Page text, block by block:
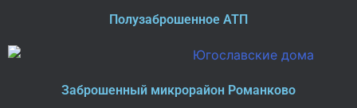
Полузаброшенное АТП
Заброшенный микрорайон Романково